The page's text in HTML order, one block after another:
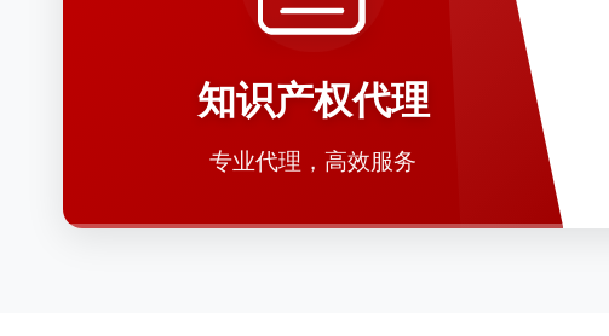
知识产权代理
专业代理，高效服务